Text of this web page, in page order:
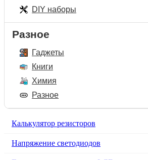
DIY наборы
Разное
Гаджеты
Книги
Химия
Разное
Калькулятор резисторов
Напряжение светодиодов